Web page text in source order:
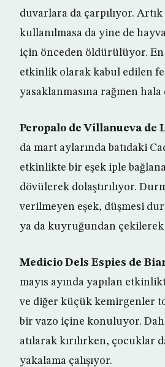
duvarlara da çarpılıyor. Artık
kullanılmasa da yine de
için önceden öldürülüyor.
etkinlik olarak kabul edilen
yasaklanmasına rağmen hala
Peropalo de Villanueva de
da mart aylarında batıdaki
etkinlikte bir eşek iple
dövülerek dolaştırılıyor.
verilmeyen eşek, düşmesi
ya da kuyruğundan çekilerek
Medicio Dels Espies de
mayıs ayında yapılan
ve diğer küçük kemirgenler
bir vazo içine konuluyor.
atılarak kırılırken, çocuklar
yakalama çalışıyor.